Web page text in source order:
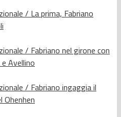
/ La prima, Fabriano
/ Fabriano nel girone con
Avellino
/ Fabriano ingaggia il
Ohenhen